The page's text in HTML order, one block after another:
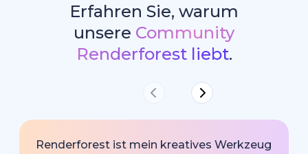
Erfahren Sie, warum
unsere Community
Renderforest liebt.
Renderforest ist mein kreatives Werkzeug